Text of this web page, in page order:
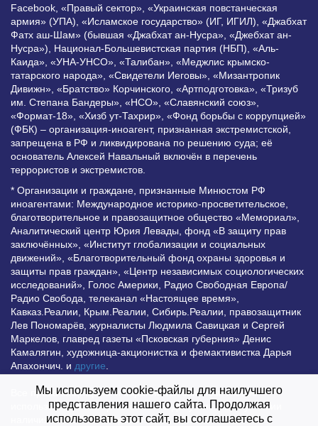
Facebook, «Правый сектор», «Украинская повстанческая
армия» (УПА), «Исламское государство» (ИГ, ИГИЛ), «Джабхат
Фатх аш-Шам» (бывшая «Джабхат ан-Нусра», «Джебхат ан-
Нусра»), Национал-Большевистская партия (НБП), «Аль-
Каида», «УНА-УНСО», «Талибан», «Меджлис крымско-
татарского народа», «Свидетели Иеговы», «Мизантропик
Дивижн», «Братство» Корчинского, «Артподготовка», «Тризуб
им. Степана Бандеры», «НСО», «Славянский союз»,
«Формат-18», «Хизб ут-Тахрир», «Фонд борьбы с коррупцией»
(ФБК) – организация-иноагент, признанная экстремистской,
запрещена в РФ и ликвидирована по решению суда; её
основатель Алексей Навальный включён в перечень
террористов и экстремистов.
* Организации и граждане, признанные Минюстом РФ
иноагентами: Международное историко-просветительское,
благотворительное и правозащитное общество «Мемориал»,
Аналитический центр Юрия Левады, фонд «В защиту прав
заключённых», «Институт глобализации и социальных
движений», «Благотворительный фонд охраны здоровья и
защиты прав граждан», «Центр независимых социологических
исследований», Голос Америки, Радио Свободная Европа/
Радио Свобода, телеканал «Настоящее время»,
Кавказ.Реалии, Крым.Реалии, Сибирь.Реалии, правозащитник
Лев Пономарёв, журналисты Людмила Савицкая и Сергей
Маркелов, главред газеты «Псковская губерния» Денис
Камалягин, художница-акционистка и фемактивистка Дарья
Апахончич. и другие
Все права защищены и охраняются законом. Любое
использование материалов сайта допустимо при условии
наличия активной гиперссылки на Vesti.UZ.
Мы используем cookie-файлы для наилучшего
представления нашего сайта. Продолжая
использовать этот сайт, вы соглашаетесь с